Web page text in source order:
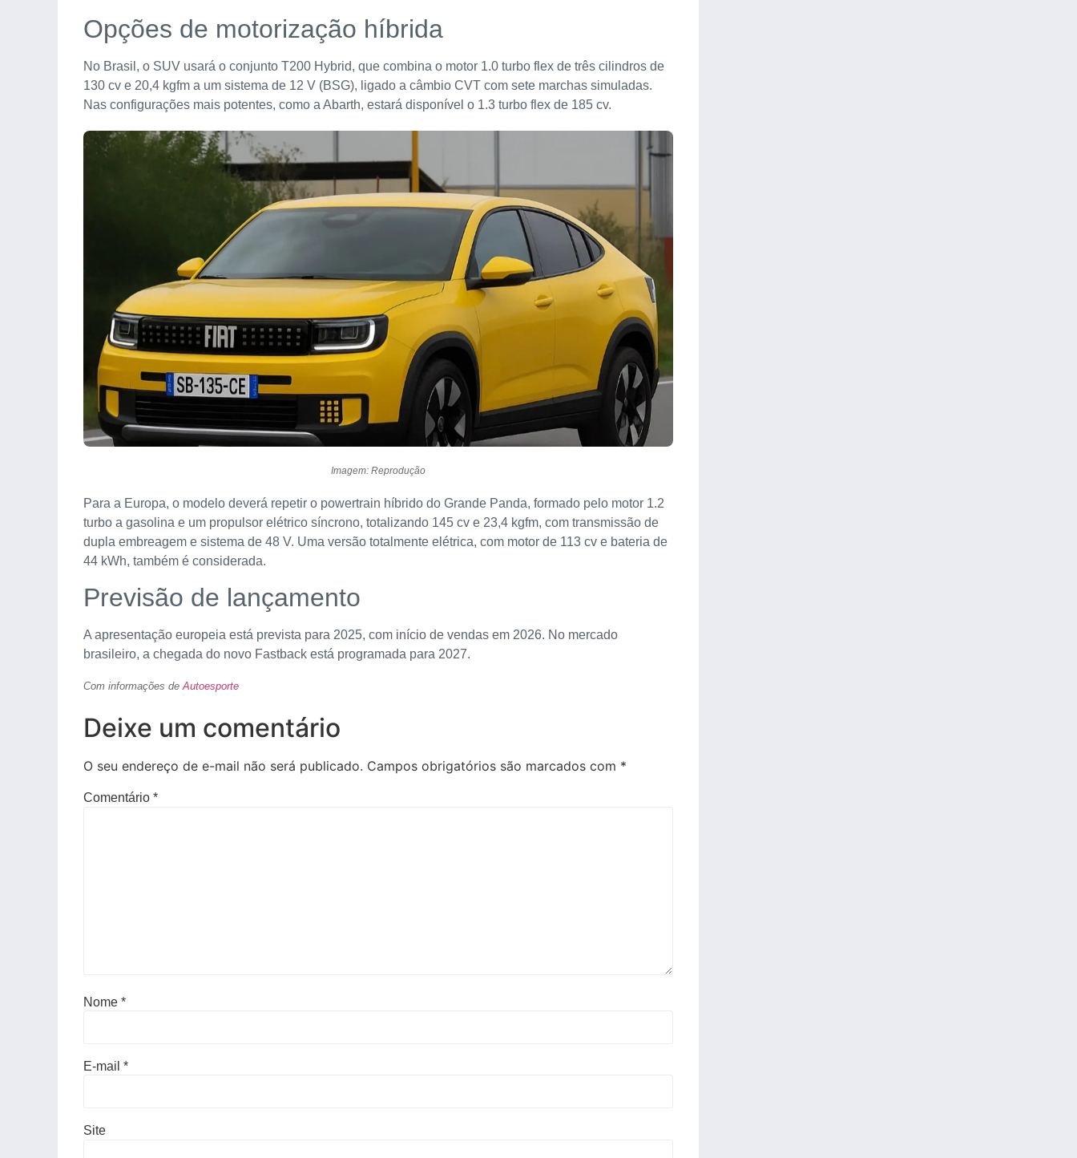
Opções de motorização híbrida
No Brasil, o SUV usará o conjunto T200 Hybrid, que combina o motor 1.0 turbo flex de três cilindros de
130 cv e 20,4 kgfm a um sistema de 12 V (BSG), ligado a câmbio CVT com sete marchas simuladas.
Nas configurações mais potentes, como a Abarth, estará disponível o 1.3 turbo flex de 185 cv.
Imagem: Reprodução
Para a Europa, o modelo deverá repetir o powertrain híbrido do Grande Panda, formado pelo motor 1.2
turbo a gasolina e um propulsor elétrico síncrono, totalizando 145 cv e 23,4 kgfm, com transmissão de
dupla embreagem e sistema de 48 V. Uma versão totalmente elétrica, com motor de 113 cv e bateria de
44 kWh, também é considerada.
Previsão de lançamento
A apresentação europeia está prevista para 2025, com início de vendas em 2026. No mercado
brasileiro, a chegada do novo Fastback está programada para 2027.
Com informações de Autoesporte
Deixe um comentário
O seu endereço de e-mail não será publicado. Campos obrigatórios são marcados com *
Comentário *
Nome *
E-mail *
Site